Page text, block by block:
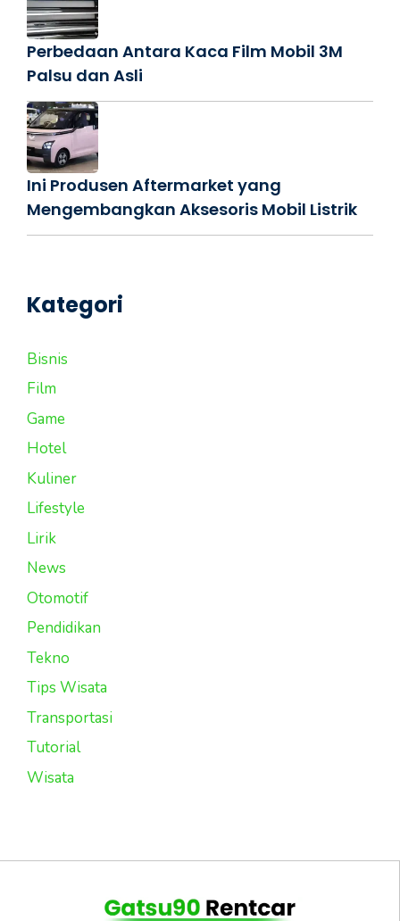
Perbedaan Antara Kaca Film Mobil 3M
Palsu dan Asli
Ini Produsen Aftermarket yang
Mengembangkan Aksesoris Mobil Listrik
Kategori
Bisnis
Film
Game
Hotel
Kuliner
Lifestyle
Lirik
News
Otomotif
Pendidikan
Tekno
Tips Wisata
Transportasi
Tutorial
Wisata